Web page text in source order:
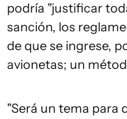
podría "justificar
sanción, los
de que se ingrese,
avionetas; un
"Será un tema para